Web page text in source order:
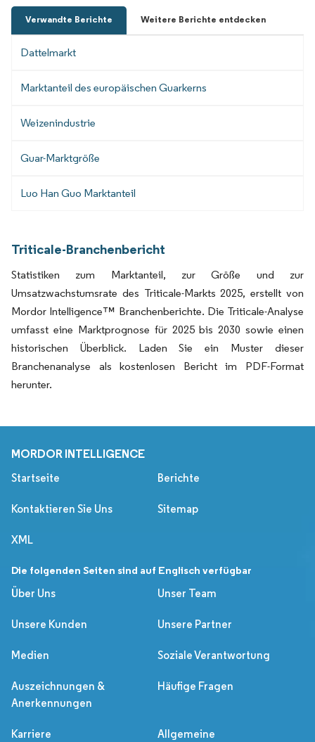
Verwandte Berichte Weitere Berichte entdecken
Dattelmarkt
Marktanteil des europäischen Guarkerns
Weizenindustrie
Guar-Marktgröße
Luo Han Guo Marktanteil
Triticale-Branchenbericht
Statistiken zum Marktanteil, zur Größe und zur
Umsatzwachstumsrate des Triticale-Markts 2025, erstellt von
Mordor Intelligence™ Branchenberichte. Die Triticale-Analyse
umfasst eine Marktprognose für 2025 bis 2030 sowie einen
historischen Überblick. Laden Sie ein Muster dieser
Branchenanalyse als kostenlosen Bericht im PDF-Format
herunter.
MORDOR INTELLIGENCE
Startseite Berichte
Kontaktieren Sie Uns Sitemap
XML
Die folgenden Seiten sind auf Englisch verfügbar
Über Uns
Unser Team
Unsere Kunden Unsere Partner
Medien Soziale Verantwortung
Auszeichnungen &
Anerkennungen
Häufige Fragen
Karriere
Allgemeine